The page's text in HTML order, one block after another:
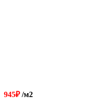
945₽/м2